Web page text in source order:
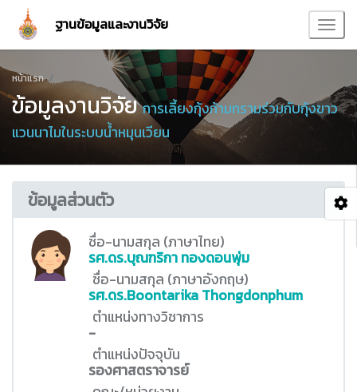
ฐานข้อมูลและงานวิจัย
หน้าแรก
ข้อมูลงานวิจัยการเลี้ยงกุ้งก้ามกรามร่วมกับกุ้งขาว
แวนนาไมในระบบน้ำหมุนเวียน
ข้อมูลส่วนตัว
ชื่อ-นามสกุล (ภาษาไทย)
รศ.ดร.บุณฑริกา ทองดอนพุ่ม
ชื่อ-นามสกุล (ภาษาอังกฤษ)
รศ.ดร.Boontarika Thongdonphum
ตำแหน่งทางวิชาการ
-
ตำแหน่งปัจจุบัน
รองศาสตราจารย์